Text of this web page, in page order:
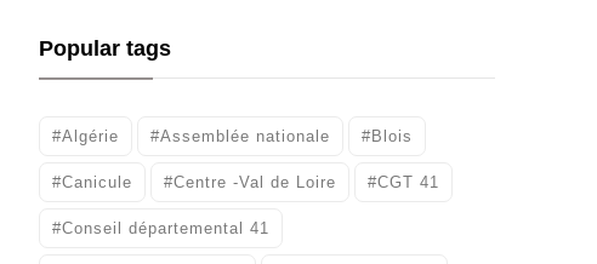
Popular tags
#Algérie #Assemblée nationale #Blois
#Canicule #Centre -Val de Loire #CGT 41
#Conseil départemental 41